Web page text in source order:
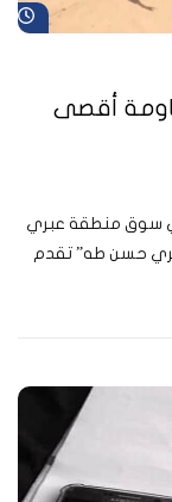
أقصى
في سوق منطقة عبري
حسن طه” تقدم